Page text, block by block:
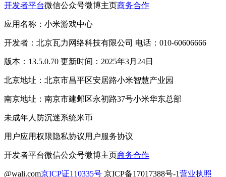
开发者平台微信公众号微博主页商务合作
应用名称：小米游戏中心
开发者：北京瓦力网络科技有限公司 电话：010-60606666
版本：13.5.0.70 更新时间：2025年3月24日
北京地址：北京市昌平区安居路小米智慧产业园
南京地址：南京市建邺区永初路37号小米华东总部
未成年人防沉迷系统米币
用户应用权限隐私协议用户服务协议
开发者平台微信公众号微博主页商务合作
@wali.com京ICP证110335号 京ICP备17017388号-1营业执照